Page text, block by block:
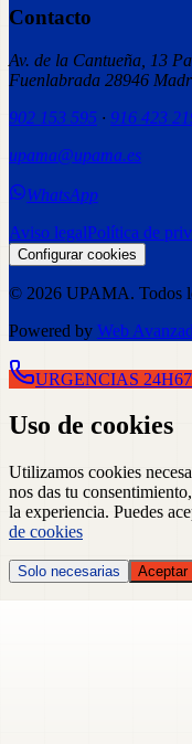
Contacto
Av. de la Cantueña, 13
Fuenlabrada 28946
902 153 595 · 916 423
upama@upama.es
WhatsApp
Aviso legalPolítica de
Configurar cookies
© 2026 UPAMA. Todos
Powered by Web
URGENCIAS 24H
Uso de cookies
Utilizamos cookies
nos das tu
la experiencia. Puedes
de cookies
Solo necesarias Aceptar